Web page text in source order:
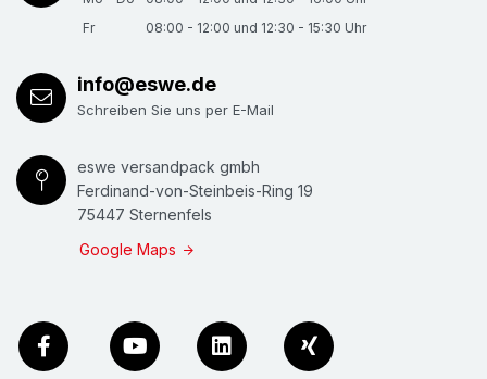
Fr
08:00 - 12:00 und 12:30 - 15:30 Uhr
info@eswe.de
Schreiben Sie uns per E-Mail
eswe versandpack gmbh
Ferdinand-von-Steinbeis-Ring 19
75447 Sternenfels
Google Maps